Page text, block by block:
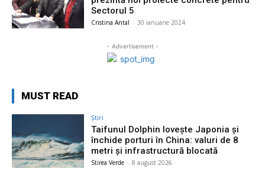
Sectorul 5
Cristina Antal - 30 ianuarie 2024
- Advertisement -
MUST READ
Știri
Taifunul Dolphin lovește Japonia și
închide porturi în China: valuri de 8
metri și infrastructură blocată
Stirea Verde - 8 august 2026